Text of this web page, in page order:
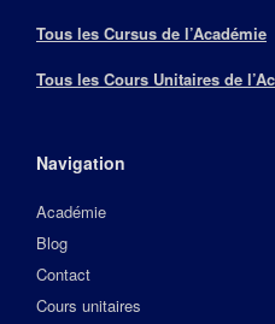
Tous les Cursus de l’Académie
Tous les Cours Unitaires de
Navigation
Académie
Blog
Contact
Cours unitaires